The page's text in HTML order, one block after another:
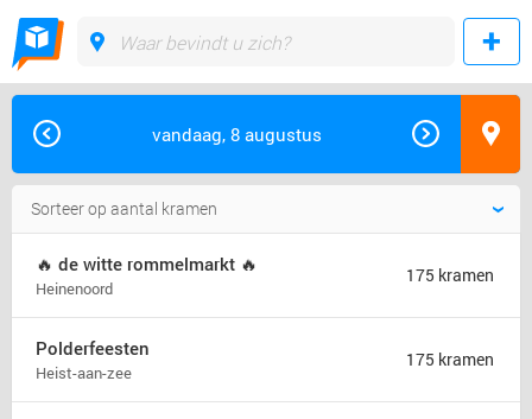
vandaag, 8 augustus
🔥 de witte rommelmarkt 🔥
Heinenoord
175 kramen
Polderfeesten
Heist-aan-zee
175 kramen